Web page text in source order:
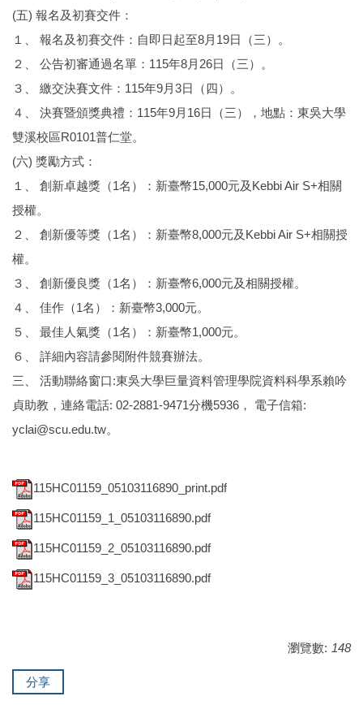
(五) 報名及初賽交件：
１、 報名及初賽交件：自即日起至8月19日（三）。
２、 公告初審通過名單：115年8月26日（三）。
３、 繳交決賽文件：115年9月3日（四）。
４、 決賽暨頒獎典禮：115年9月16日（三），地點：東吳大學
雙溪校區R0101普仁堂。
(六) 獎勵方式：
１、 創新卓越獎（1名）：新臺幣15,000元及Kebbi Air S+相關
授權。
２、 創新優等獎（1名）：新臺幣8,000元及Kebbi Air S+相關授
權。
３、 創新優良獎（1名）：新臺幣6,000元及相關授權。
４、 佳作（1名）：新臺幣3,000元。
５、 最佳人氣獎（1名）：新臺幣1,000元。
６、 詳細內容請參閱附件競賽辦法。
三、 活動聯絡窗口:東吳大學巨量資料管理學院資料科學系賴吟
貞助教，連絡電話: 02-2881-9471分機5936， 電子信箱:
yclai@scu.edu.tw。
115HC01159_05103116890_print.pdf
115HC01159_1_05103116890.pdf
115HC01159_2_05103116890.pdf
115HC01159_3_05103116890.pdf
瀏覽數: 148
分享